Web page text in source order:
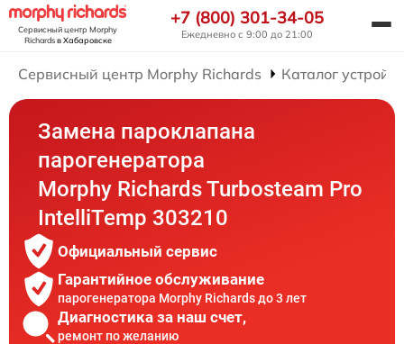
Сервисный центр Morphy
Richardsв Хабаровске
+7 (800) 301-34-05
Ежедневно с 9:00 до 21:00
Сервисный центр Morphy Richards Каталог
Замена пароклапана
парогенератора
Morphy Richards Turbosteam Pro
IntelliTemp 303210
Официальный сервис
Гарантийное обслуживание
парогенератора Morphy Richards до 3 лет
Диагностика за наш счет,
ремонт по желанию